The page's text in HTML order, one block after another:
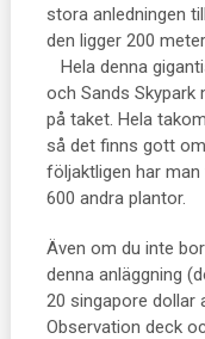
stora anledningen
den ligger 200
Hela denna
och Sands Skypark
på taket. Hela
så det finns gott
följaktligen har
600 andra plantor.
Även om du inte
denna anläggning
20 singapore dollar
Observation deck